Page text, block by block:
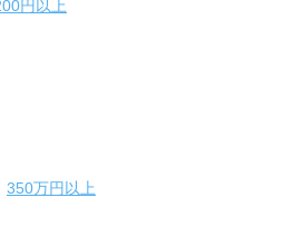
円以上
350万円以上